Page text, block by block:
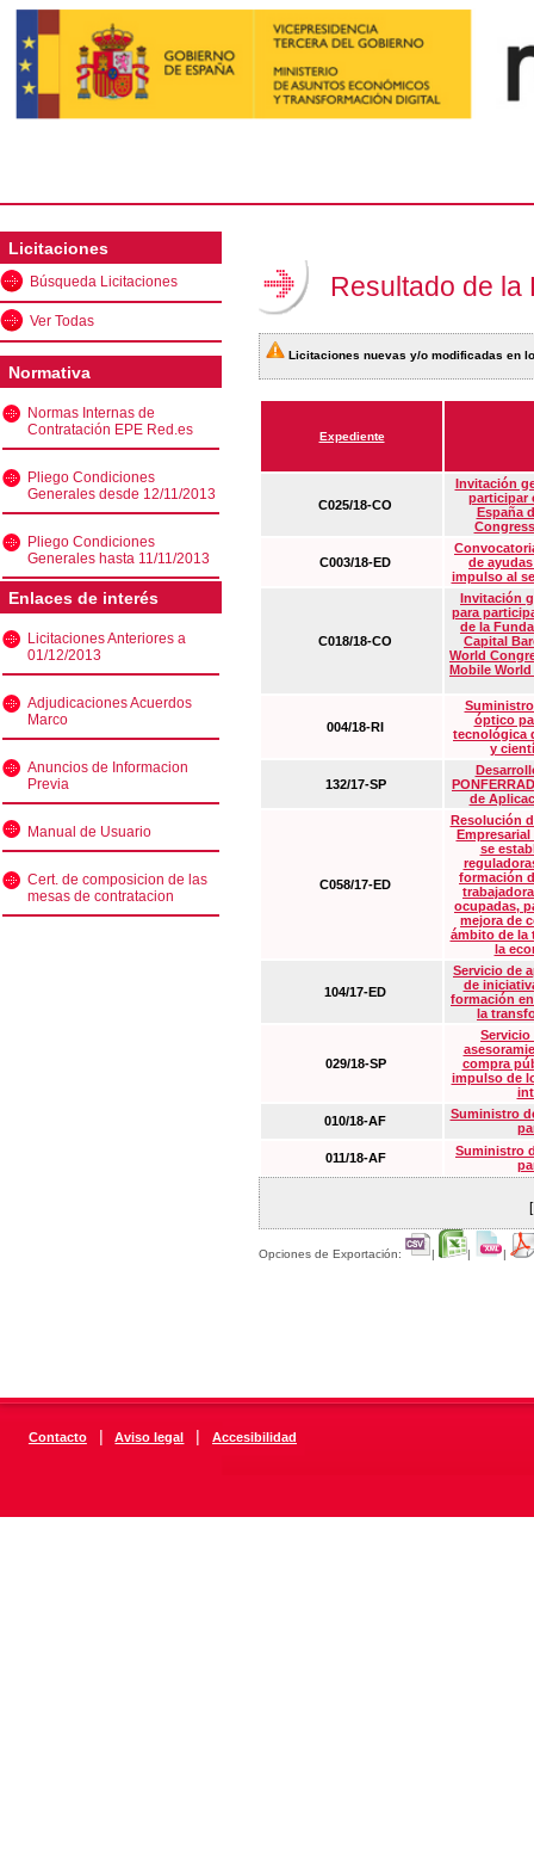
Licitaciones
Búsqueda Licitaciones
Ver Todas
Normativa
Normas Internas de
Contratación EPE Red.es
Pliego Condiciones
Generales desde 12/11/2013
Pliego Condiciones
Generales hasta 11/11/2013
Enlaces de interés
Licitaciones Anteriores a
01/12/2013
Adjudicaciones Acuerdos
Marco
Anuncios de Informacion
Previa
Manual de Usuario
Cert. de composicion de las
mesas de contratacion
Resultado de la
Licitaciones nuevas y/o modificadas en
Expediente
C025/18-CO
Invitación
participar
España
C003/18-ED
de
impulso al
C018/18-CO
Invitación
para
de la
Capital
World
Mobile
004/18-RI
óptico
tecnológica
y
132/17-SP
de
C058/17-ED
Resolución
Empresarial
se
formación
ocupadas,
mejora de
ámbito de la
la
104/17-ED
Servicio de
de
formación
la
029/18-SP
Servicio
compra
impulso de
010/18-AF
Suministro
011/18-AF
Suministro
Opciones de Exportación: | | |
Contacto | Aviso legal | Accesibilidad